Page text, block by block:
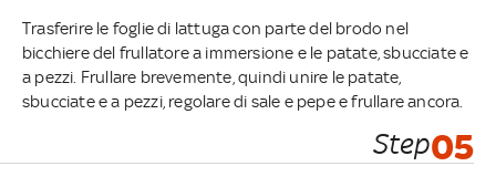
Trasferire le foglie di lattuga con parte del brodo nel
bicchiere del frullatore a immersione e le patate, sbucciate e
a pezzi. Frullare brevemente, quindi unire le patate,
sbucciate e a pezzi, regolare di sale e pepe e frullare ancora.
Step05